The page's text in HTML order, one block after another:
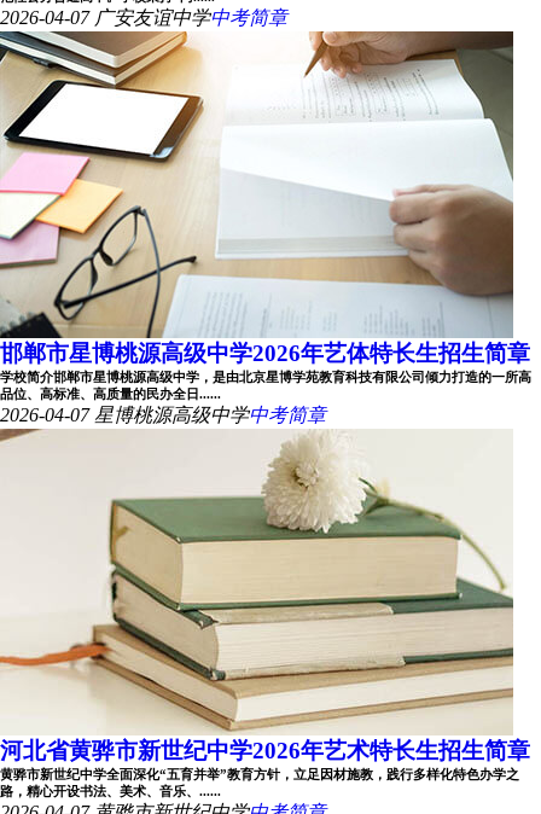
2026-04-07 广安友谊中学中考简章
邯郸市星博桃源高级中学2026年艺体特长生招生简章
学校简介邯郸市星博桃源高级中学，是由北京星博学苑教育科技有限公司倾力打造的一所高
品位、高标准、高质量的民办全日......
2026-04-07 星博桃源高级中学中考简章
河北省黄骅市新世纪中学2026年艺术特长生招生简章
黄骅市新世纪中学全面深化“五育并举”教育方针，立足因材施教，践行多样化特色办学之
路，精心开设书法、美术、音乐、......